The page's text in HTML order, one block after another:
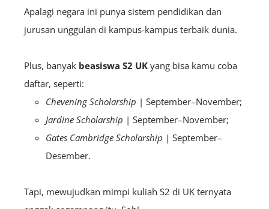
Apalagi negara ini punya sistem pendidikan dan
jurusan unggulan di kampus-kampus terbaik dunia.
Plus, banyak beasiswa S2 UK yang bisa kamu coba
daftar, seperti:
Chevening Scholarship | September–November;
Jardine Scholarship | September–November;
Gates Cambridge Scholarship | September–
Desember.
Tapi, mewujudkan mimpi kuliah S2 di UK ternyata